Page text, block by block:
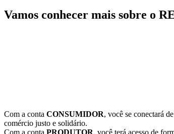
Vamos conhecer mais sobre o
Com a conta CONSUMIDOR, você se conectará
comércio justo e solidário.